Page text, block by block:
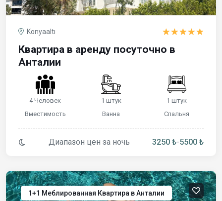
Konyaaltı
Квартира в аренду посуточно в
Анталии
4 Человек
Вместимость
1 штук
Ванна
1 штук
Спальня
Диапазон цен за ночь 3250 ₺-5500 ₺
1+1 Меблированная Квартира в Анталии